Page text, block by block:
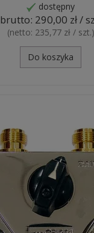
dostępny
brutto: 290,00 zł /
(netto: 235,77 zł / szt.)
Do koszyka